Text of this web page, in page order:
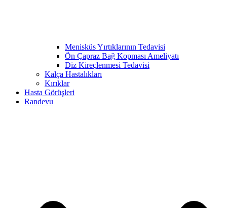
Menisküs Yırtıklarının Tedavisi
Ön Çapraz Bağ Kopması Ameliyatı
Diz Kireçlenmesi Tedavisi
Kalça Hastalıkları
Kırıklar
Hasta Görüşleri
Randevu